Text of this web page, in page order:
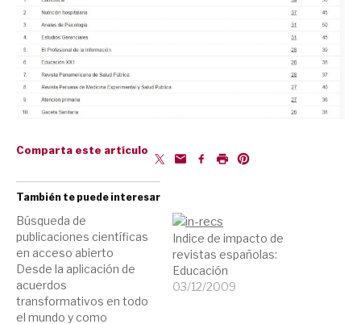
Comparta este artículo
También te puede interesar
Búsqueda de
publicaciones científicas
en acceso abierto
Desde la aplicación de
acuerdos
transformativos en todo
el mundo y como
Indice de impacto de
revistas españolas:
Educación
03/12/2009